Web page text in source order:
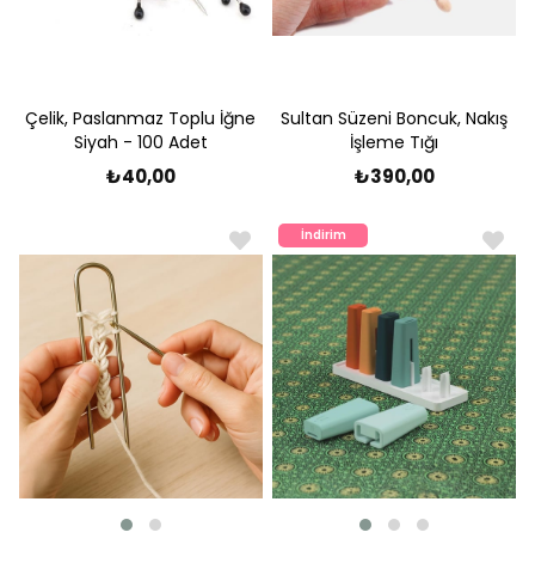
Çelik, Paslanmaz Toplu İğne
Siyah - 100 Adet
₺40,00
Sultan Süzeni Boncuk, Nakış
İşleme Tığı
₺390,00
İndirim
%4İndirim